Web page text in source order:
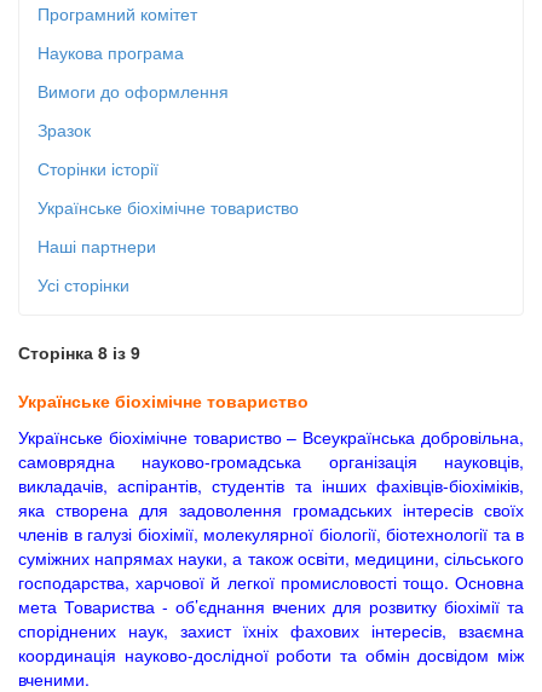
Програмний комітет
Наукова програма
Вимоги до оформлення
Зразок
Сторінки історії
Українське біохімічне товариство
Наші партнери
Усі сторінки
Сторінка 8 із 9
Українське біохімічне товариство
Українське біохімічне товариство – Всеукраїнська добровільна,
самоврядна науково-громадська організація науковців,
викладачів, аспірантів, студентів та інших фахівців-біохіміків,
яка створена для задоволення громадських інтересів своїх
членів в галузі біохімії, молекулярної біології, біотехнології та в
суміжних напрямах науки, а також освіти, медицини, сільського
господарства, харчової й легкої промисловості тощо. Основна
мета Товариства - об’єднання вчених для розвитку біохімії та
споріднених наук, захист їхніх фахових інтересів, взаємна
координація науково-дослідної роботи та обмін досвідом між
вченими.